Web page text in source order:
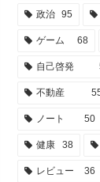
政治 95
ゲーム 68
自己啓発
不動産
ノート 50
健康 38
レビュー 36